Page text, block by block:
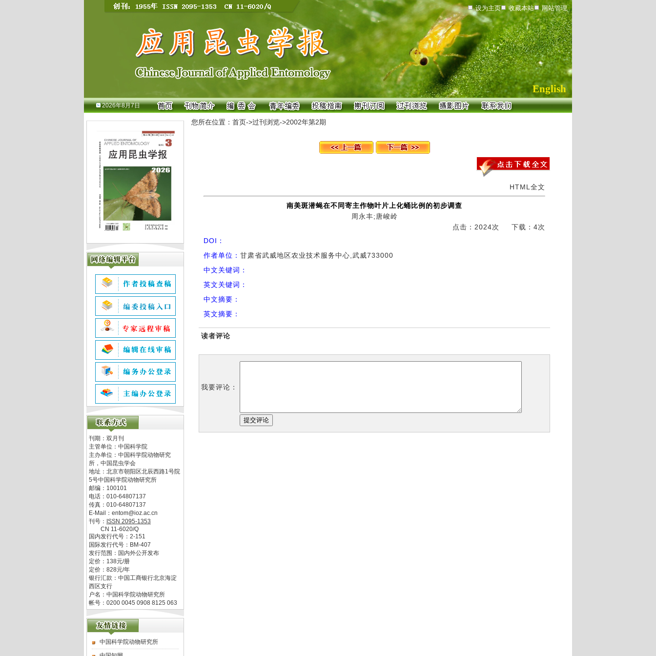
设为主页 收藏本站 网站管理
English
2026年8月7日
刊期：双月刊
主管单位： 中国科学院
主办单位： 中国科学院动物研究
所，中国昆虫学会
地址： 北京市朝阳区北辰西路1号院
5号中国科学院动物研究所
邮编： 100101
电话： 010-64807137
传真： 010-64807137
E-Mail： entom@ioz.ac.cn
刊号： ISSN 2095-1353
CN 11-6020/Q
国内发行代号： 2-151
国际发行代号： BM-407
发行范围：国内外公开发布
定价： 138元/册
定价： 828元/年
银行汇款：中国工商银行北京海淀
西区支行
户名：中国科学院动物研究所
帐号：0200 0045 0908 8125 063
中国科学院动物研究所
您所在位置： 首页->过刊浏览->2002年第2期
HTML全文
南美斑潜蝇在不同寄主作物叶片上化蛹比例的初步调查
周永丰;唐峻岭
点击：2024次
下载：4次
DOI：
作者单位： 甘肃省武威地区农业技术服务中心,武威733000
中文关键词：
英文关键词：
中文摘要：
英文摘要：
读者评论
我要评论：